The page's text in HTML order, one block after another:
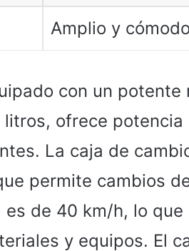
Amplio y
con un
ofrece
La caja de
permite cambios
de 40 km/h, lo que
y equipos. El